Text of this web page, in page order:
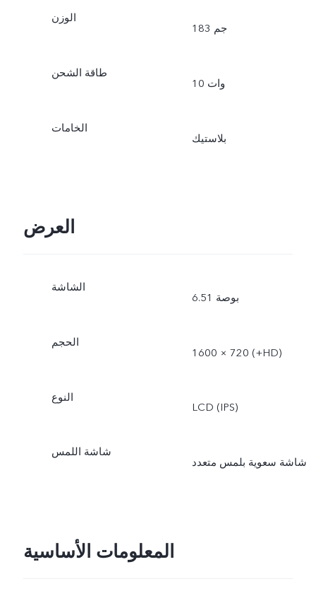
الوزن
183 جم
طاقة الشحن
10 وات
الخامات
بلاستيك
العرض
الشاشة
6.51 بوصة
الحجم
1600 × 720 (‎+HD‏)
النوع
LCD (IPS)
شاشة اللمس
شاشة سعوية بلمس متعدد
المعلومات الأساسية